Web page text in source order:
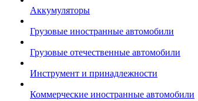
Аккумуляторы
Грузовые иностранные автомобили
Грузовые отечественные автомобили
Инструмент и принадлежности
Коммерческие иностранные автомобили